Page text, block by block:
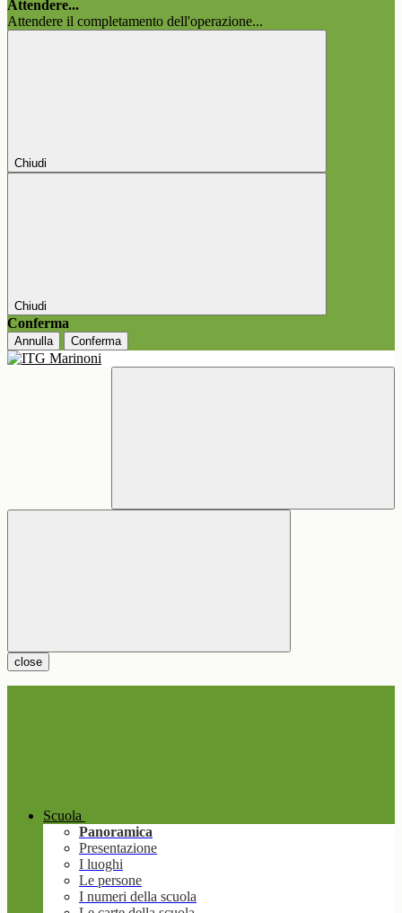
Attendere...
Attendere il completamento dell'operazione...
Chiudi
Chiudi
Conferma
Annulla Conferma
close
Scuola
Panoramica
Presentazione
I luoghi
Le persone
I numeri della scuola